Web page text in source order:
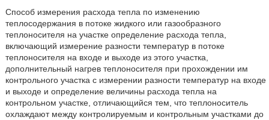
Способ измерения расхода тепла по изменению
теплосодержания в потоке жидкого или газообразного
теплоносителя на участке определение расхода тепла,
включающий измерение разности температур в потоке
теплоносителя на входе и выходе из этого участка,
дополнительный нагрев теплоносителя при прохождении им
контрольного участка с измерении разности температур на входе
и выходе и определение величины расхода тепла на
контрольном участке, отличающийся тем, что теплоноситель
охлаждают между контролируемым и контрольным участками до